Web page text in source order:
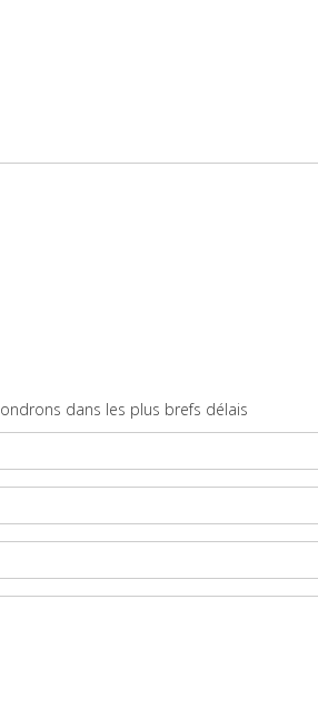
dans les plus brefs délais